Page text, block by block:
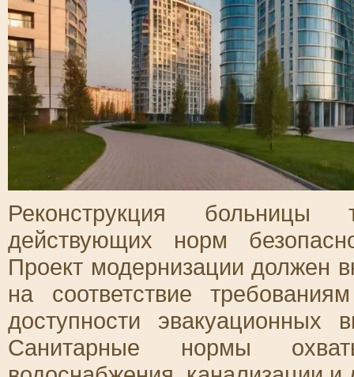
Реконструкция больницы
действующих норм
Проект модернизации должен
на соответствие
доступности эвакуационных
Санитарные нормы